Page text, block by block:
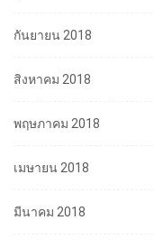
กันยายน 2018
สิงหาคม 2018
พฤษภาคม 2018
เมษายน 2018
มีนาคม 2018